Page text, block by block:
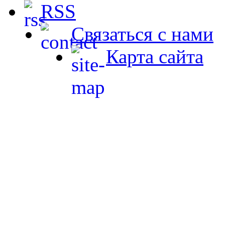
RSS
Связаться с нами
Карта сайта